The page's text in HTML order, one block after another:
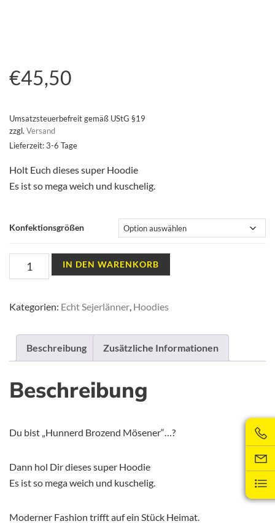
€45,50
Umsatzsteuerbefreit gemäß UStG §19
zzgl. Versand
Lieferzeit: 3-6 Tage
Holt Euch dieses super Hoodie
Es ist so mega weich und kuschelig.
Konfektionsgrößen
Hoodie
Müsen
schwarz
IN DEN WARENKORB
Kategorien: Echt Sejerlänner, Hoodies
Beschreibung Zusätzliche Informationen
Beschreibung
Du bist „Hunnerd Brozend Mösener“…?
Dann hol Dir dieses super Hoodie
Es ist so mega weich und kuschelig.
Moderner Fashion trifft auf ein Stück Heimat.